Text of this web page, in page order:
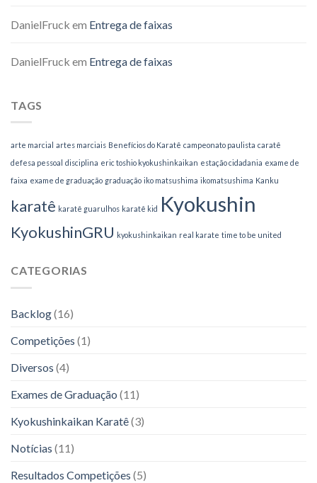
DanielFruck em Entrega de faixas
DanielFruck em Entrega de faixas
TAGS
arte marcial artes marciais Benefícios do Karatê campeonato paulista caratê
defesa pessoal disciplina eric toshio kyokushinkaikan estação cidadania exame de
faixa exame de graduação graduação iko matsushima ikomatsushima Kanku
karatê karatê guarulhos karatê kid Kyokushin
KyokushinGRU kyokushinkaikan real karate time to be united
CATEGORIAS
Backlog(16)
Competições (1)
Diversos (4)
Exames de Graduação (11)
Kyokushinkaikan Karatê(3)
Notícias (11)
Resultados Competições (5)